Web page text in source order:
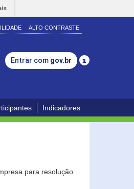
ALTO CONTRASTE
Entrar com gov.br
Indicadores
para resolução